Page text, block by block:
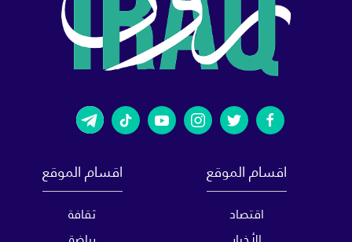
اقسام الموقع
اقتصاد
اقسام الموقع
ثقافة